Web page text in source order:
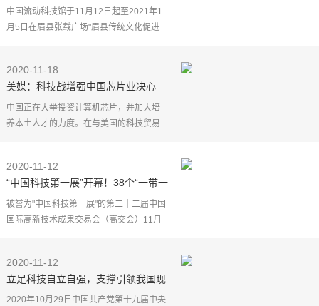
称赞
中国流动科技馆于11月12日起至2021年1
月5日在眉县张载广场"眉县传统文化促进
工作者、男女老幼
2020-11-18
美媒：科技战增强中国芯片业决心
中国正在大举投资计算机芯片，并加大培
养本土人才的力度。在与美国的科技贸易
标普全球市场财智的数据显示，今年以
来，中国半导
2020-11-12
“中国科技第一展”开幕！38个“一带一
路”沿线国家参展高交会
被誉为"中国科技第一展"的第二十二届中国
国际高新技术成果交易会（高交会）11月
了全球科技界的
2020-11-12
立足科技自立自强，支撑引领我国现
代化建设全局
2020年10月29日中国共产党第十九届中央